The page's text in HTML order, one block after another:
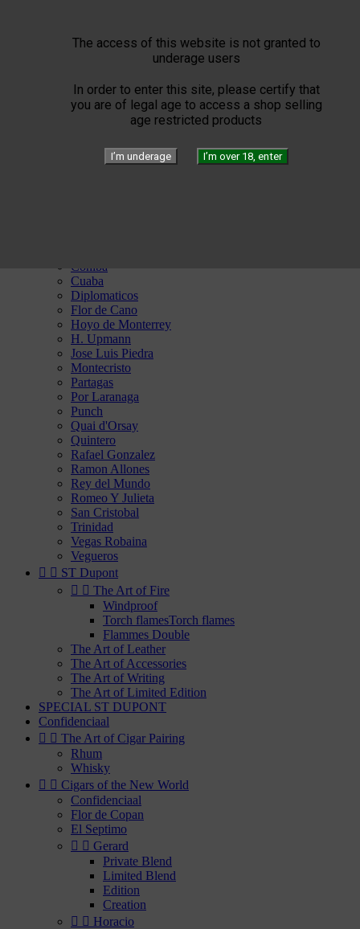
The access of this website is not granted to
underage users
In order to enter this site, please certify that
you are of legal age to access a shop selling
age restricted products
I’m underage I’m over 18, enter
Humidors
Arturo Fuente
YELLOW SEPTIMO
Gérard
Private Blend
Cohiba
Cuaba
Diplomaticos
Flor de Cano
Hoyo de Monterrey
H. Upmann
Jose Luis Piedra
Montecristo
Partagas
Por Laranaga
Punch
Quai d'Orsay
Quintero
Rafael Gonzalez
Ramon Allones
Rey del Mundo
Romeo Y Julieta
San Cristobal
Trinidad
Vegas Robaina
Vegueros
  ST Dupont
  The Art of Fire
Windproof
Torch flamesTorch flames
Flammes Double
The Art of Leather
The Art of Accessories
The Art of Writing
The Art of Limited Edition
SPECIAL ST DUPONT
Confidenciaal
  The Art of Cigar Pairing
Rhum
Whisky
  Cigars of the New World
Confidenciaal
Flor de Copan
El Septimo
  Gerard
Private Blend
Limited Blend
Edition
Creation
  Horacio